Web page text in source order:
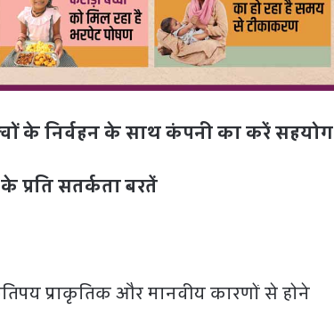
के निर्वहन के साथ कंपनी का करें सहयोग
प्रति सतर्कता बरतें
प्राकृतिक और मानवीय कारणों से होने